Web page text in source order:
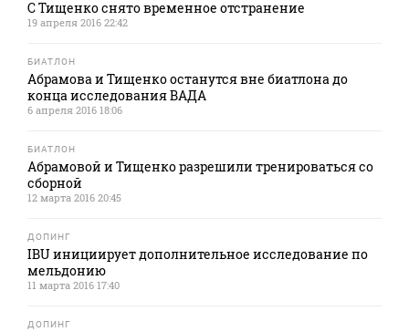
С Тищенко снято временное отстранение
19 апреля 2016 22:42
БИАТЛОН
Абрамова и Тищенко останутся вне биатлона до
конца исследования ВАДА
6 апреля 2016 18:06
БИАТЛОН
Абрамовой и Тищенко разрешили тренироваться со
сборной
12 марта 2016 20:45
ДОПИНГ
IBU инициирует дополнительное исследование по
мельдонию
11 марта 2016 17:40
ДОПИНГ